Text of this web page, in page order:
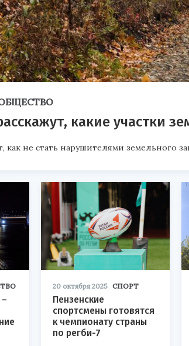
какие участки
как не стать нарушителями земельного
20 октября 2025 СПОРТ
Пензенские
спортсмены готовятся
к чемпионату страны
по регби-7